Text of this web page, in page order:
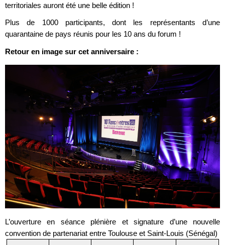
territoriales auront été une belle édition !
Plus de 1000 participants, dont les représentants d’une
quarantaine de pays réunis pour les 10 ans du forum !
Retour en image sur cet anniversaire :
L’ouverture en séance plénière et signature d’une nouvelle
convention de partenariat entre Toulouse et Saint-Louis (Sénégal)